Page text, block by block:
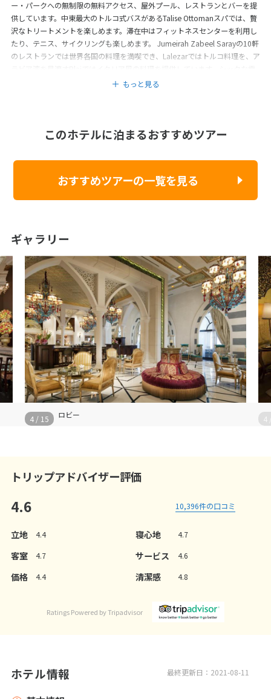
ー・パークへの無制限の無料アクセス、屋外プール、レストランとバーを提
供しています。中東最大のトルコ式バスがあるTalise Ottomanスパでは、贅
沢なトリートメントを楽しめます。滞在中はフィットネスセンターを利用し
たり、テニス、サイクリングも楽しめます。 Jumeirah Zabeel Sarayの10軒
のレストランでは世界各国の料理を満喫でき、Lalezarではトルコ料理を、ア
囲気のVodaバーでは、様々なカクテルを用意しています。ワイルド・ワデ
もっと見る
このホテルに泊まるおすすめツアー
おすすめツアーの一覧を見る
ギャラリー
ロビー
4 / 15 4
トリップアドバイザー評価
4.6 10,396件の口コミ
立地 4.4 寝心地 4.7
客室 4.7 サービス 4.6
価格 4.4 清潔感 4.8
Ratings Powered by Tripadvisor
最終更新日：2021-08-11
ホテル情報